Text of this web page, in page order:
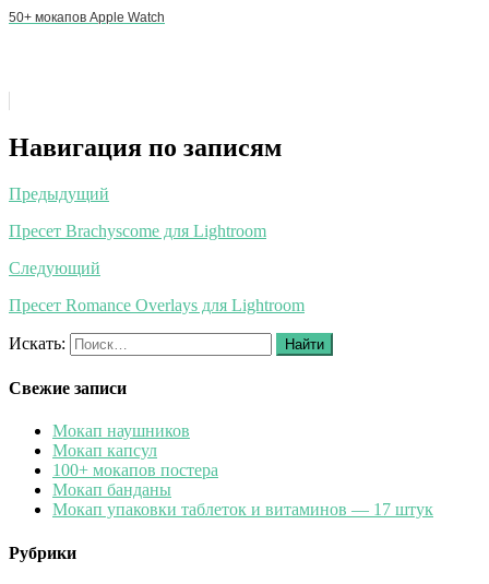
50+ мокапов Apple Watch
Навигация по записям
Предыдущий
Пресет Brachyscome для Lightroom
Следующий
Пресет Romance Overlays для Lightroom
Искать: Найти
Свежие записи
Мокап наушников
Мокап капсул
100+ мокапов постера
Мокап банданы
Мокап упаковки таблеток и витаминов — 17 штук
Рубрики